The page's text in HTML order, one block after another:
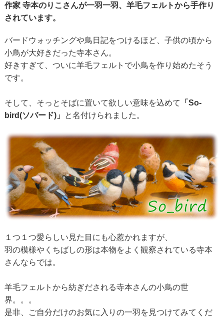
作家 寺本のりこさんが一羽一羽、羊毛フェルトから手作り
されています。
バードウォッチングや鳥日記をつけるほど、子供の頃から
小鳥が大好きだった寺本さん。
好きすぎて、ついに羊毛フェルトで小鳥を作り始めたそう
です。
そして、そっとそばに置いて欲しい意味を込めて
「So-
bird(ソバード)」
と名付けられました。
１つ１つ愛らしい見た目にも心惹かれますが、
羽の模様やくちばしの形は本物をよく観察されている寺本
さんならでは。
羊毛フェルトから紡ぎだされる寺本さんの小鳥の世
界。。。
是非、ご自分だけのお気に入りの一羽を見つけてみてくだ